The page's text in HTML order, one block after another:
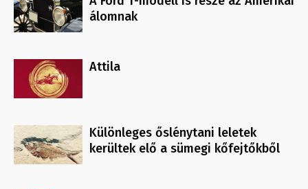
álomnak
Attila
Különleges őslénytani leletek
kerültek elő a sümegi kőfejtőkből